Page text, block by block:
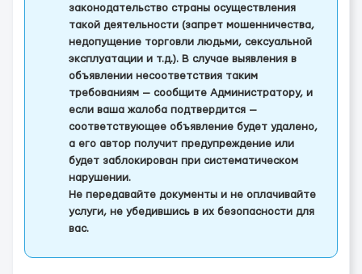
законодательство страны осуществления
такой деятельности (запрет мошенничества,
недопущение торговли людьми, сексуальной
эксплуатации и т.д.). В случае выявления в
объявлении несоответствия таким
требованиям — сообщите Администратору, и
если ваша жалоба подтвердится —
соответствующее объявление будет удалено,
а его автор получит предупреждение или
будет заблокирован при систематическом
нарушении.
Не передавайте документы и не оплачивайте
услуги, не убедившись в их безопасности для
вас.